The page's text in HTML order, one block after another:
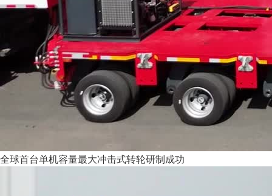
全球首台单机容量最大冲击式转轮研制成功